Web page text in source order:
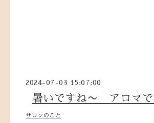
2024-07-03 15:07:00
暑いですね〜 アロマ
サロンのこと